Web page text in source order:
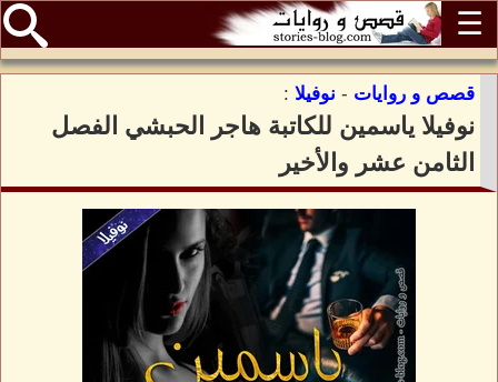
☰
قصص و روايات - نوفيلا :
نوفيلا ياسمين للكاتبة هاجر الحبشي الفصل
الثامن عشر والأخير